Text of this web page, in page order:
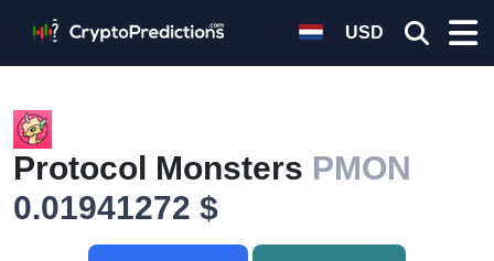
USD
Protocol Monsters PMON
0.01941272 $